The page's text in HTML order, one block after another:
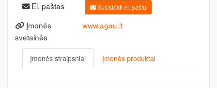
El. paštas
Susisiekti el. paštu
Įmonės
svetainės
www.agau.lt
Įmonės straipsniai Įmonės produktai